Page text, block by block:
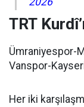
TRT
Ümraniyespor-
Vanspor-
Her iki